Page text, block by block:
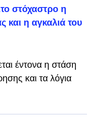
στόχαστρο η
και η αγκαλιά του
έντονα η στάση
και τα λόγια